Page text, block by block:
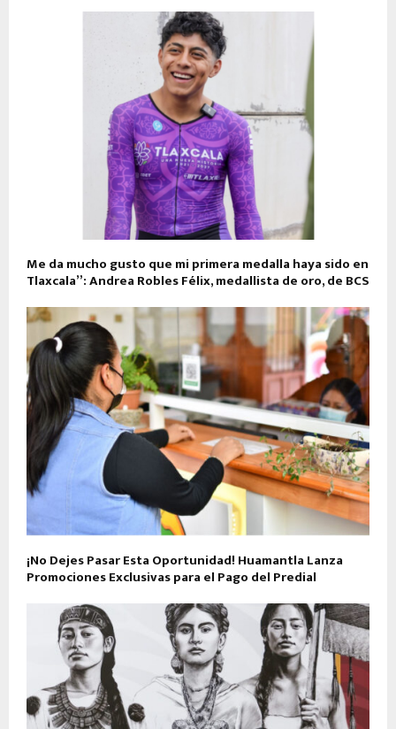
Me da mucho gusto que mi primera medalla haya sido en
Tlaxcala”: Andrea Robles Félix, medallista de oro, de BCS
¡No Dejes Pasar Esta Oportunidad! Huamantla Lanza
Promociones Exclusivas para el Pago del Predial